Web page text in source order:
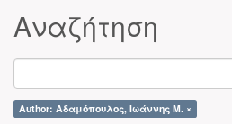
Αναζήτηση
Author: Αδαμόπουλος, Ιωάννης Μ. ×